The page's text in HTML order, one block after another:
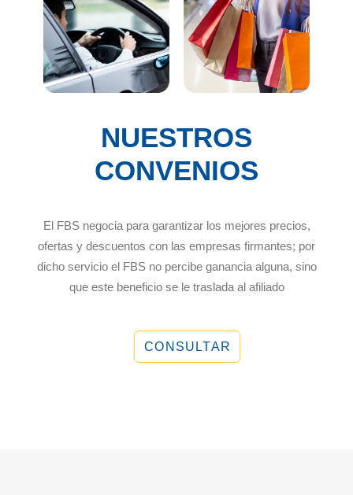
NUESTROS
CONVENIOS
El FBS negocia para garantizar los mejores precios,
ofertas y descuentos con las empresas firmantes; por
dicho servicio el FBS no percibe ganancia alguna, sino
que este beneficio se le traslada al afiliado
CONSULTAR